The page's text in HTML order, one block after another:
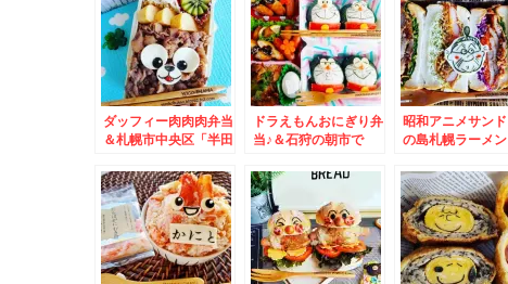
´艸`*)うまっ(*´艸`*)
大好き(*´艸`*)
煮干しラーメン(*´艸
`*)
三元豚のロースカ
食」８８０円Σ(ﾟ
お得で美味しい！
ダッフィー肉肉肉弁当
＆札幌市中央区「半田
さんの「冷やし中華」
「中華そば」コスパ最
高すぎてカスタマイズ
(*´艸`*)
ドラえもんおにぎり弁
当♪＆石狩の朝市で
べまくる～～～(*´艸
`*)
昭和アニメサン
の島札幌ラーメ
飛燕」さんの金曜
「魅惑の濃厚味噌
めん」(*´艸`*)